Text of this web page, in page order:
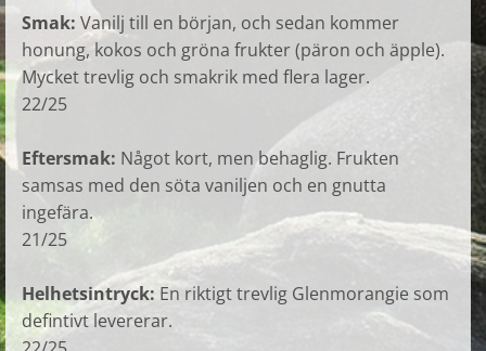
Smak: Vanilj till en början, och sedan kommer
honung, kokos och gröna frukter (päron och äpple).
Mycket trevlig och smakrik med flera lager.
22/25
Eftersmak: Något kort, men behaglig. Frukten
samsas med den söta vaniljen och en gnutta
ingefära.
21/25
Helhetsintryck: En riktigt trevlig Glenmorangie som
defintivt levererar.